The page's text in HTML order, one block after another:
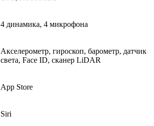
4 динамика, 4 микрофона
Акселерометр, гироскоп, барометр, датчик
света, Face ID, сканер LiDAR
App Store
Siri